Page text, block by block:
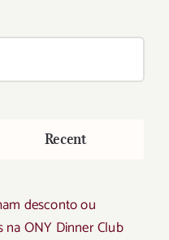
Recent
desconto ou
na ONY Dinner Club